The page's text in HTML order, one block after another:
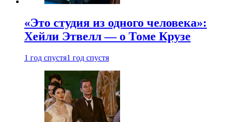
«Это студия из одного человека»:
Хейли Этвелл — о Томе Крузе
1 год спустя1 год спустя